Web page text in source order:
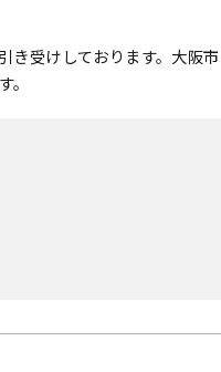
受けしております。大阪